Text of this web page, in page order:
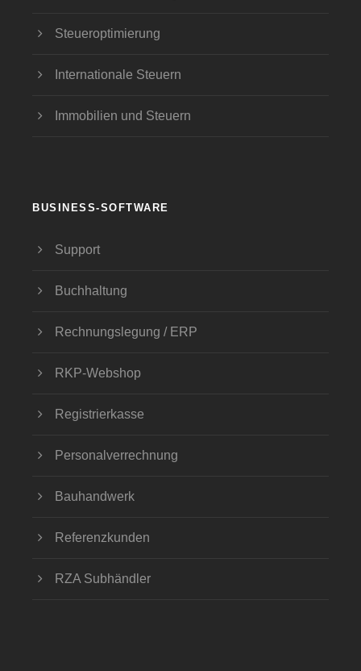
Steueroptimierung
Internationale Steuern
Immobilien und Steuern
BUSINESS-SOFTWARE
Support
Buchhaltung
Rechnungslegung / ERP
RKP-Webshop
Registrierkasse
Personalverrechnung
Bauhandwerk
Referenzkunden
RZA Subhändler